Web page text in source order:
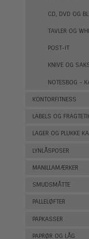
CD, DVD OG
TAVLER OG
POST-IT
KNIVE OG
NOTESBOG -
KONTORFITNESS
LABELS OG
LAGER OG PLUKKE
LYNLÅSPOSER
MANILLAMÆRKER
SMUDSMÅTTE
PALLELØFTER
PAPKASSER
PAPRØR OG LÅG